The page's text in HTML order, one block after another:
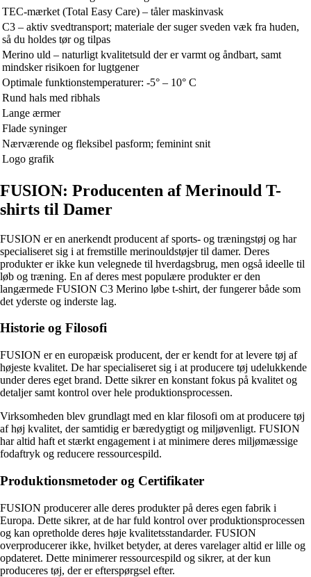
TEC-mærket (Total Easy Care) – tåler maskinvask
C3 – aktiv svedtransport; materiale der suger sveden væk fra huden,
så du holdes tør og tilpas
Merino uld – naturligt kvalitetsuld der er varmt og åndbart, samt
mindsker risikoen for lugtgener
Optimale funktionstemperaturer: -5° – 10° C
Rund hals med ribhals
Lange ærmer
Flade syninger
Nærværende og fleksibel pasform; feminint snit
Logo grafik
FUSION: Producenten af Merinould T-
shirts til Damer
FUSION er en anerkendt producent af sports- og træningstøj og har
specialiseret sig i at fremstille merinouldstøjer til damer. Deres
produkter er ikke kun velegnede til hverdagsbrug, men også ideelle til
løb og træning. En af deres mest populære produkter er den
langærmede FUSION C3 Merino løbe t-shirt, der fungerer både som
det yderste og inderste lag.
Historie og Filosofi
FUSION er en europæisk producent, der er kendt for at levere tøj af
højeste kvalitet. De har specialiseret sig i at producere tøj udelukkende
under deres eget brand. Dette sikrer en konstant fokus på kvalitet og
detaljer samt kontrol over hele produktionsprocessen.
Virksomheden blev grundlagt med en klar filosofi om at producere tøj
af høj kvalitet, der samtidig er bæredygtigt og miljøvenligt. FUSION
har altid haft et stærkt engagement i at minimere deres miljømæssige
fodaftryk og reducere ressourcespild.
Produktionsmetoder og Certifikater
FUSION producerer alle deres produkter på deres egen fabrik i
Europa. Dette sikrer, at de har fuld kontrol over produktionsprocessen
og kan opretholde deres høje kvalitetsstandarder. FUSION
overproducerer ikke, hvilket betyder, at deres varelager altid er lille og
opdateret. Dette minimerer ressourcespild og sikrer, at der kun
produceres tøj, der er efterspørgsel efter.